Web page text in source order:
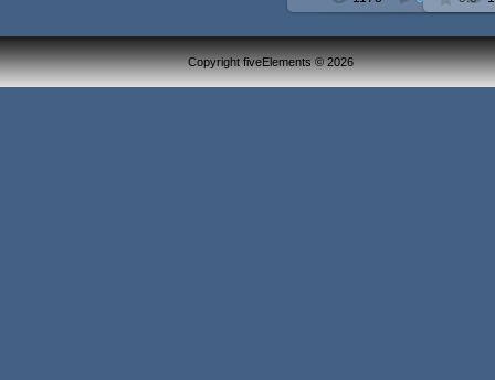
Copyright fiveElements © 2026